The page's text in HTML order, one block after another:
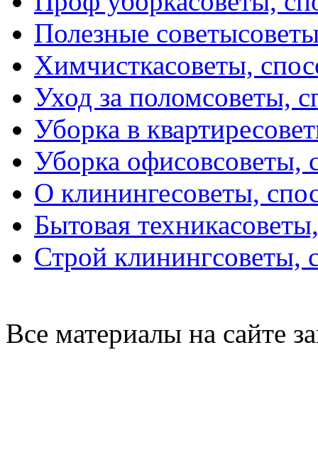
Полезные советы
Химчисткасоветы,
Уход за поломсоветы,
Уборка в квартире
Уборка офисовсоветы,
О клинингесоветы,
Бытовая техника
Строй клинингсоветы,
Все материалы на сайте